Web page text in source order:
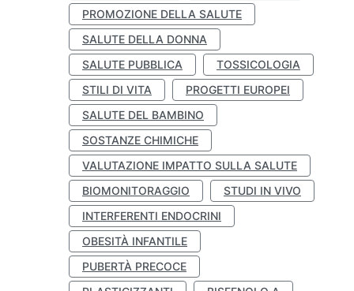
PROMOZIONE DELLA SALUTE
SALUTE DELLA DONNA
SALUTE PUBBLICA
TOSSICOLOGIA
STILI DI VITA
PROGETTI EUROPEI
SALUTE DEL BAMBINO
SOSTANZE CHIMICHE
VALUTAZIONE IMPATTO SULLA SALUTE
BIOMONITORAGGIO
STUDI IN VIVO
INTERFERENTI ENDOCRINI
OBESITÀ INFANTILE
PUBERTÀ PRECOCE